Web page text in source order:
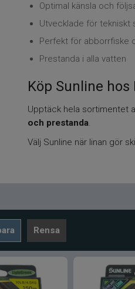
Optimal känsla och
Utvecklade för tekniskt
Perfekt för abborrfiske
Prestanda i alla vatten
Köp Sunline hos
Upptäck hela sortimentet
och prestanda.
Välj Sunline när linan gör
Rensa